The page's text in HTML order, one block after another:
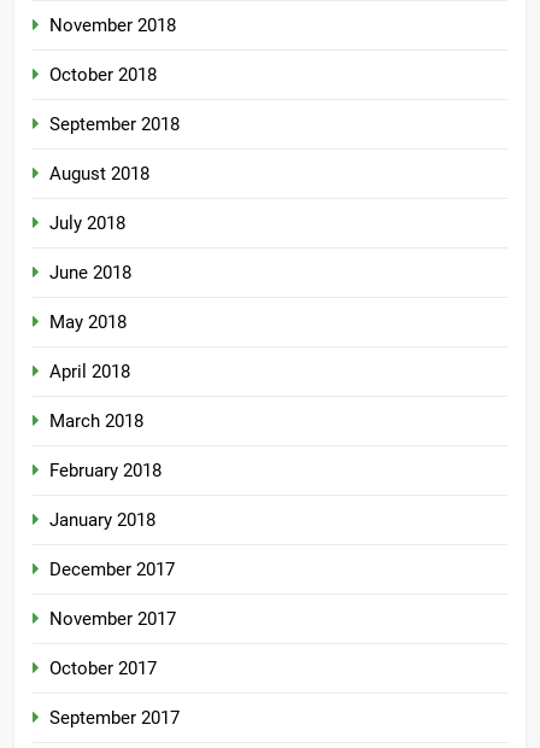
November 2018
October 2018
September 2018
August 2018
July 2018
June 2018
May 2018
April 2018
March 2018
February 2018
January 2018
December 2017
November 2017
October 2017
September 2017